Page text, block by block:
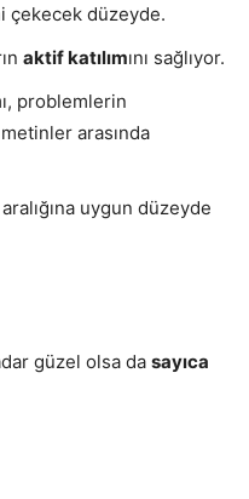
çekecek düzeyde.
aktif katılımını sağlıyor.
problemlerin
arasında
uygun düzeyde
güzel olsa da sayıca